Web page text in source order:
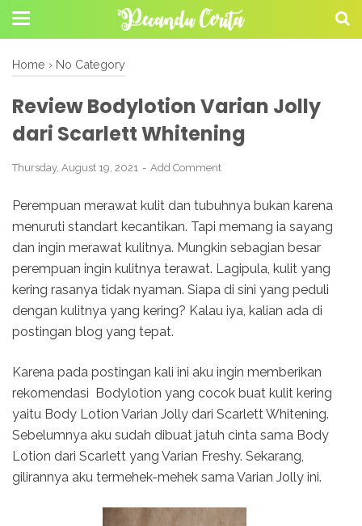
Home › No Category
Review Bodylotion Varian Jolly
dari Scarlett Whitening
Thursday, August 19, 2021 Add Comment
Perempuan merawat kulit dan tubuhnya bukan karena
menuruti standart kecantikan. Tapi memang ia sayang
dan ingin merawat kulitnya. Mungkin sebagian besar
perempuan ingin kulitnya terawat. Lagipula, kulit yang
kering rasanya tidak nyaman. Siapa di sini yang peduli
dengan kulitnya yang kering? Kalau iya, kalian ada di
postingan blog yang tepat.
Karena pada postingan kali ini aku ingin memberikan
rekomendasi Bodylotion yang cocok buat kulit kering
yaitu Body Lotion Varian Jolly dari Scarlett Whitening.
Sebelumnya aku sudah dibuat jatuh cinta sama Body
Lotion dari Scarlett yang Varian Freshy. Sekarang,
gilirannya aku termehek-mehek sama Varian Jolly ini.